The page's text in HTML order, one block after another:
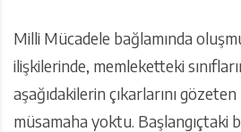
Milli Mücadele bağlamında
ilişkilerinde, memleketteki
aşağıdakilerin çıkarlarını
müsamaha yoktu. Başlangıçtaki